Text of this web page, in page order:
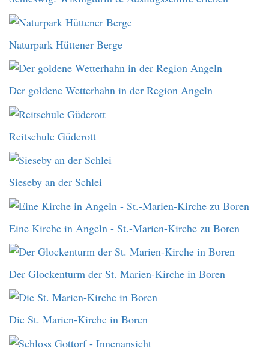
Naturpark Hüttener Berge
Der goldene Wetterhahn in der Region Angeln
Reitschule Güderott
Sieseby an der Schlei
Eine Kirche in Angeln - St.-Marien-Kirche zu Boren
Der Glockenturm der St. Marien-Kirche in Boren
Die St. Marien-Kirche in Boren